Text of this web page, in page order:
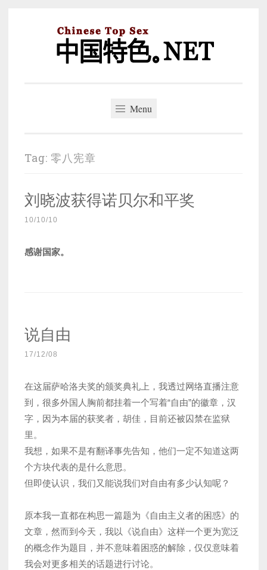
Menu
Tag: 零八宪章
刘晓波获得诺贝尔和平奖
10/10/10
感谢国家。
说自由
17/12/08
在这届萨哈洛夫奖的颁奖典礼上，我透过网络直播注意
到，很多外国人胸前都挂着一个写着“自由”的徽章，汉
字，因为本届的获奖者，胡佳，目前还被囚禁在监狱
里。
我想，如果不是有翻译事先告知，他们一定不知道这两
个方块代表的是什么意思。
但即使认识，我们又能说我们对自由有多少认知呢？
原本我一直都在构思一篇题为《自由主义者的困惑》的
文章，然而到今天，我以《说自由》这样一个更为宽泛
的概念作为题目，并不意味着困惑的解除，仅仅意味着
我会对更多相关的话题进行讨论。